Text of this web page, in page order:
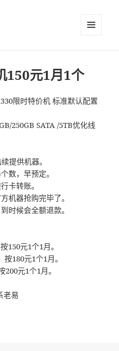
150元1月1个
限时特价机 标准默认配置
250GB SATA /5TB优化线
提供机器。
数，早预定。
卡转账。
机器抢购完毕了。
时候会全额退款。
150元1个1月。
180元1个1月。
元1个1月。
老易